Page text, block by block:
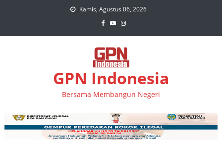
Kamis, Agustus 06, 2026
GPN Indonesia
Bersama Membangun Negeri